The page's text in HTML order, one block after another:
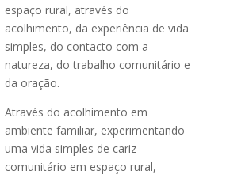
espaço rural, através do
acolhimento, da experiência de vida
simples, do contacto com a
natureza, do trabalho comunitário e
da oração.
Através do acolhimento em
ambiente familiar, experimentando
uma vida simples de cariz
comunitário em espaço rural,